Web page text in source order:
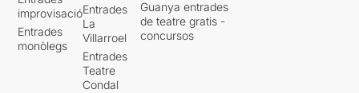
improvisació
Entrades
monòlegs
Entrades
La
Villarroel
Entrades
Teatre
Condal
Guanya entrades
de teatre gratis -
concursos